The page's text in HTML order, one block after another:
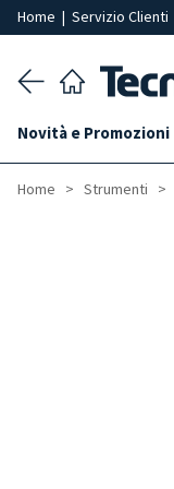
Home | Servizio Clienti
Novità e Promozioni
Home Strumenti